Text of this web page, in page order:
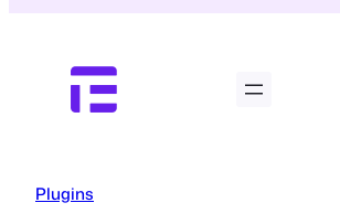
contenido
Plugins